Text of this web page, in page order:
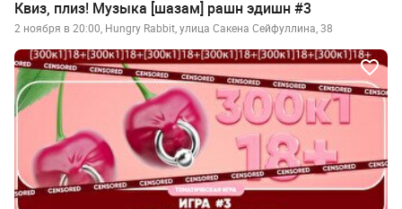
Квиз, плиз! Музыка [шазам] рашн эдишн #3
2 ноября в 20:00, Hungry Rabbit, улица Сакена Сейфуллина, 38